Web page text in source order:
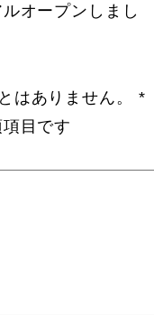
オープンしまし
はありません。
*
目です